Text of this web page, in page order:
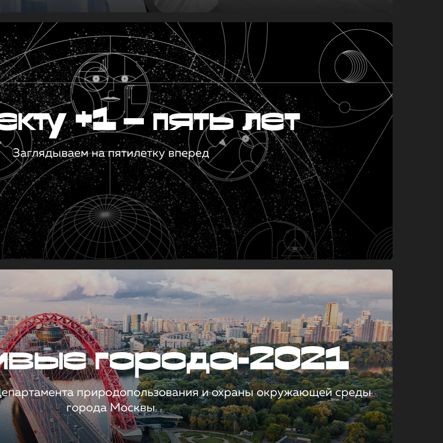
+1 — пять лет
Заглядываем на пятилетку вперед
города-2021
природопользования и охраны окружающей среды
города Москвы